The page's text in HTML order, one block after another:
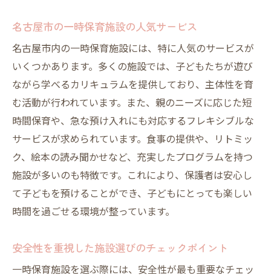
感情豊かなコミュニケーションの育成
保護者と共に作る安心の保育環境
一時保育を活用するための名古屋市内の施設リ
スト
名古屋市内の主要一時保育施設一覧
利用者からの推薦コメント
施設の特色と提供プログラム
予約システムと利用方法の概要
料金体系と利用時間の比較
施設選びの参考になる地図情報
名古屋市の一時保育施設の人気サービス
名古屋市内の一時保育施設には、特に人気のサービスが
いくつかあります。多くの施設では、子どもたちが遊び
ながら学べるカリキュラムを提供しており、主体性を育
む活動が行われています。また、親のニーズに応じた短
時間保育や、急な預け入れにも対応するフレキシブルな
サービスが求められています。食事の提供や、リトミッ
ク、絵本の読み聞かせなど、充実したプログラムを持つ
施設が多いのも特徴です。これにより、保護者は安心し
て子どもを預けることができ、子どもにとっても楽しい
時間を過ごせる環境が整っています。
安全性を重視した施設選びのチェックポイント
一時保育施設を選ぶ際には、安全性が最も重要なチェッ